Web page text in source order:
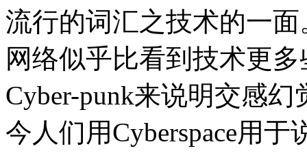
流行的词汇之技术的一
网络似乎比看到技术更
Cyber-punk来说明交感
今人们用Cyberspace用